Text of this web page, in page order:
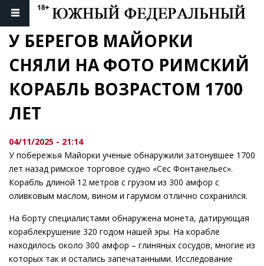
У БЕРЕГОВ МАЙОРКИ
СНЯЛИ НА ФОТО РИМСКИЙ
КОРАБЛЬ ВОЗРАСТОМ 1700
ЛЕТ
04/11/2025 - 21:14
У побережья Майорки ученые обнаружили затонувшее 1700
лет назад римское торговое судно «Сес Фонтанельес».
Корабль длиной 12 метров с грузом из 300 амфор с
оливковым маслом, вином и гарумом отлично сохранился.
На борту специалистами обнаружена монета, датирующая
кораблекрушение 320 годом нашей эры. На корабле
находилось около 300 амфор – глиняных сосудов, многие из
которых так и остались запечатанными. Исследование